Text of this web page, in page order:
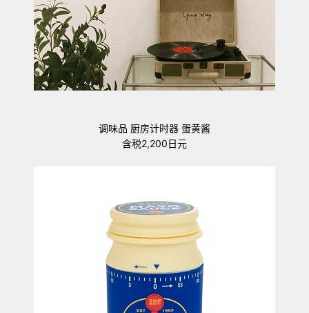
调味品 厨房计时器 蛋黄酱
含税2,200日元